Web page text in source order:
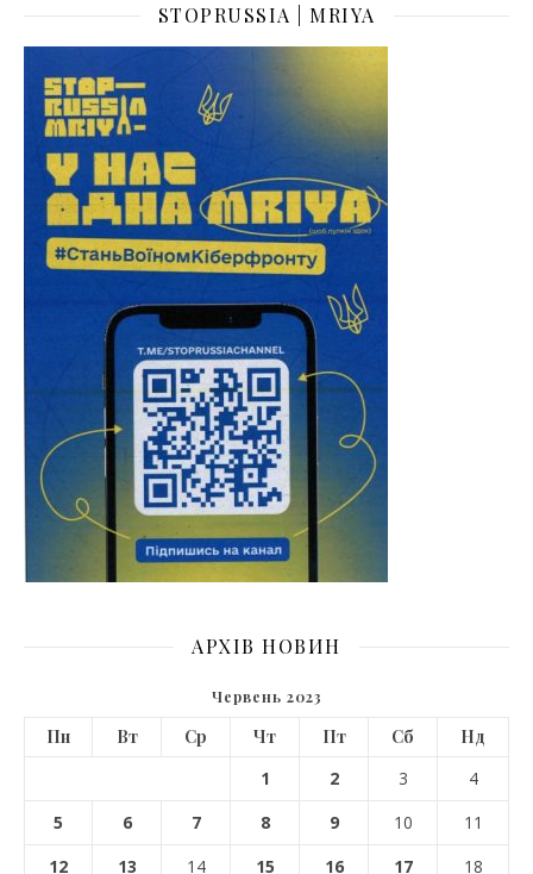
STOPRUSSIA | MRIYA
АРХІВ НОВИН
Червень 2023
Пн Вт Ср Чт Пт Сб
Нд
1
2 3
4
5
6 7 8 9 10
11
12
13 14 15 16 17 18